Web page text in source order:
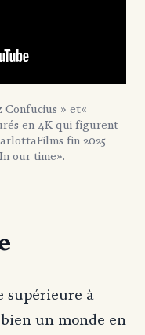
Confucius » et«
en 4K qui figurent
fin 2025
our time».
supérieure à
un monde en